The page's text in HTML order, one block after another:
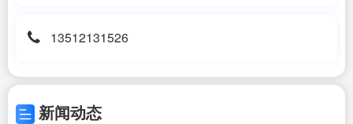
13512131526
新闻动态